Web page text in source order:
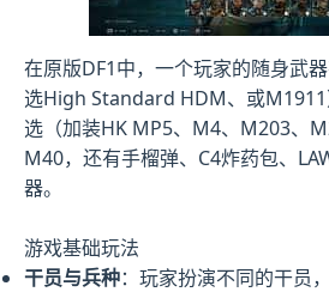
在原版DF1中，一个玩家的随身武
选High Standard HDM、或
选（加装HK MP5、M4、M203、
M40，还有手榴弹、C4炸药包、
器。
游戏基础玩法
干员与兵种：玩家扮演不同的干员